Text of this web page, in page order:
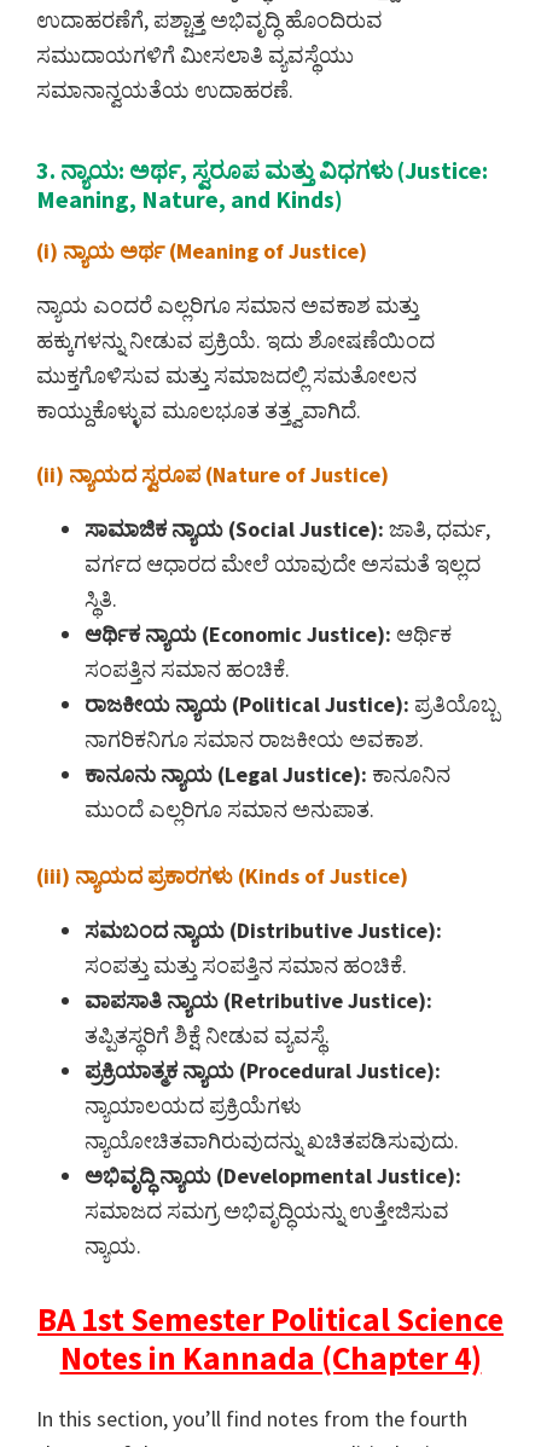
ಉದಾಹರಣೆಗೆ, ಪಶ್ಚಾತ್ತ ಅಭಿವೃದ್ಧಿ ಹೊಂದಿರುವ
ಸಮುದಾಯಗಳಿಗೆ ಮೀಸಲಾತಿ ವ್ಯವಸ್ಥೆಯು
ಸಮಾನಾನ್ವಯತೆಯ ಉದಾಹರಣೆ.
3. ನ್ಯಾಯ: ಅರ್ಥ, ಸ್ವರೂಪ ಮತ್ತು ವಿಧಗಳು (Justice:
Meaning, Nature, and Kinds)
(i) ನ್ಯಾಯ ಅರ್ಥ (Meaning of Justice)
ನ್ಯಾಯ ಎಂದರೆ ಎಲ್ಲರಿಗೂ ಸಮಾನ ಅವಕಾಶ ಮತ್ತು
ಹಕ್ಕುಗಳನ್ನು ನೀಡುವ ಪ್ರಕ್ರಿಯೆ. ಇದು ಶೋಷಣೆಯಿಂದ
ಮುಕ್ತಗೊಳಿಸುವ ಮತ್ತು ಸಮಾಜದಲ್ಲಿ ಸಮತೋಲನ
ಕಾಯ್ದುಕೊಳ್ಳುವ ಮೂಲಭೂತ ತತ್ತ್ವವಾಗಿದೆ.
(ii) ನ್ಯಾಯದ ಸ್ವರೂಪ (Nature of Justice)
ಸಾಮಾಜಿಕ ನ್ಯಾಯ (Social Justice): ಜಾತಿ, ಧರ್ಮ,
ವರ್ಗದ ಆಧಾರದ ಮೇಲೆ ಯಾವುದೇ ಅಸಮತೆ ಇಲ್ಲದ
ಸ್ಥಿತಿ.
ಆರ್ಥಿಕ ನ್ಯಾಯ (Economic Justice): ಆರ್ಥಿಕ
ಸಂಪತ್ತಿನ ಸಮಾನ ಹಂಚಿಕೆ.
ರಾಜಕೀಯ ನ್ಯಾಯ (Political Justice): ಪ್ರತಿಯೊಬ್ಬ
ನಾಗರಿಕನಿಗೂ ಸಮಾನ ರಾಜಕೀಯ ಅವಕಾಶ.
ಕಾನೂನು ನ್ಯಾಯ (Legal Justice): ಕಾನೂನಿನ
ಮುಂದೆ ಎಲ್ಲರಿಗೂ ಸಮಾನ ಅನುಪಾತ.
(iii) ನ್ಯಾಯದ ಪ್ರಕಾರಗಳು (Kinds of Justice)
ಸಮಬಂದ ನ್ಯಾಯ (Distributive Justice):
ಸಂಪತ್ತು ಮತ್ತು ಸಂಪತ್ತಿನ ಸಮಾನ ಹಂಚಿಕೆ.
ವಾಪಸಾತಿ ನ್ಯಾಯ (Retributive Justice):
ತಪ್ಪಿತಸ್ಥರಿಗೆ ಶಿಕ್ಷೆ ನೀಡುವ ವ್ಯವಸ್ಥೆ.
ಪ್ರಕ್ರಿಯಾತ್ಮಕ ನ್ಯಾಯ (Procedural Justice):
ನ್ಯಾಯಾಲಯದ ಪ್ರಕ್ರಿಯೆಗಳು
ನ್ಯಾಯೋಚಿತವಾಗಿರುವುದನ್ನು ಖಚಿತಪಡಿಸುವುದು.
ಅಭಿವೃದ್ಧಿ ನ್ಯಾಯ (Developmental Justice):
ಸಮಾಜದ ಸಮಗ್ರ ಅಭಿವೃದ್ಧಿಯನ್ನು ಉತ್ತೇಜಿಸುವ
ನ್ಯಾಯ.
BA 1st Semester Political Science
Notes in Kannada (Chapter 4)
In this section, you’ll find notes from the fourth